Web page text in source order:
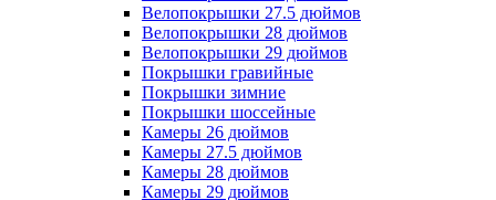
Велопокрышки 27.5 дюймов
Велопокрышки 28 дюймов
Велопокрышки 29 дюймов
Покрышки гравийные
Покрышки зимние
Покрышки шоссейные
Камеры 26 дюймов
Камеры 27.5 дюймов
Камеры 28 дюймов
Камеры 29 дюймов